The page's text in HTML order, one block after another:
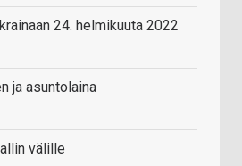
24. helmikuuta 2022
ja asuntolaina
välille